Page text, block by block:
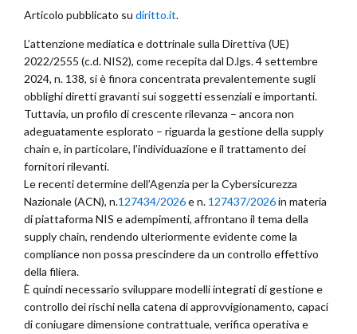
Articolo pubblicato su diritto.it.
L’attenzione mediatica e dottrinale sulla Direttiva (UE)
2022/2555 (c.d. NIS2), come recepita dal D.lgs. 4 settembre
2024, n. 138, si è finora concentrata prevalentemente sugli
obblighi diretti gravanti sui soggetti essenziali e importanti.
Tuttavia, un profilo di crescente rilevanza – ancora non
adeguatamente esplorato – riguarda la gestione della supply
chain e, in particolare, l’individuazione e il trattamento dei
fornitori rilevanti.
Le recenti determine dell’Agenzia per la Cybersicurezza
Nazionale (ACN), n.127434/2026e n. 127437/2026in materia
di piattaforma NIS e adempimenti, affrontano il tema della
supply chain, rendendo ulteriormente evidente come la
compliance non possa prescindere da un controllo effettivo
della filiera.
È quindi necessario sviluppare modelli integrati di gestione e
controllo dei rischi nella catena di approvvigionamento, capaci
di coniugare dimensione contrattuale, verifica operativa e